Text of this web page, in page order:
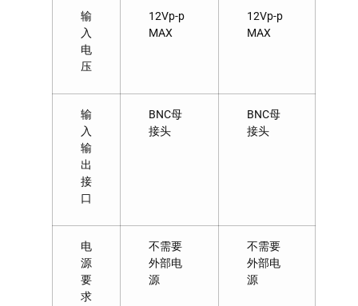
输
入
电
压
12Vp-p
MAX
12Vp-p
MAX
输
入
输
出
接
口
BNC母
接头
BNC母
接头
电
源
要
求
不需要
外部电
源
不需要
外部电
源